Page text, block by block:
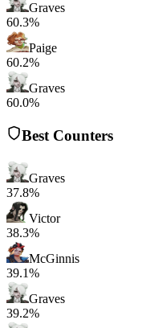
Graves
60.3%
Paige
60.2%
Graves
60.0%
Best Counters
Graves
37.8%
Victor
38.3%
McGinnis
39.1%
Graves
39.2%